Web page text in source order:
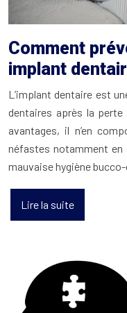
Comment
implant
L’implant dentaire est
dentaires après la
avantages, il n’en
néfastes notamment en
mauvaise hygiène
Lire la suite